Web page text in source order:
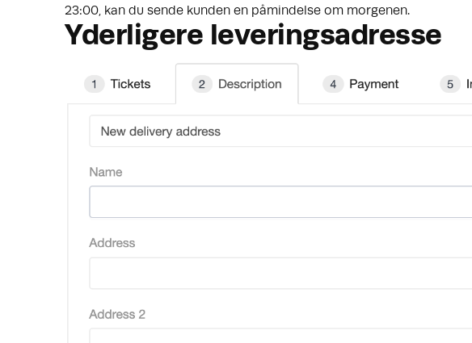
23:00, kan du sende kunden en påmindelse om morgenen.
Yderligere leveringsadresse